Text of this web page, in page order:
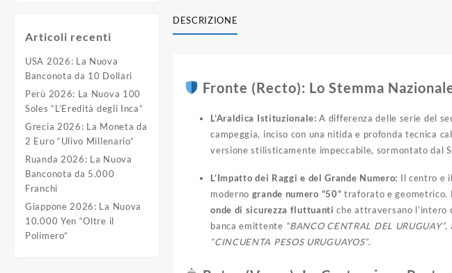
Articoli recenti
USA 2026: La Nuova
Banconota da 10 Dollari
Perù 2026: La Nuova 100
Soles “L’Eredità degli Inca”
Grecia 2026: La Moneta da
2 Euro “Ulivo Millenario”
Ruanda 2026: La Nuova
Banconota da 5.000
Franchi
Giappone 2026: La Nuova
10.000 Yen “Oltre il
Polimero”
DESCRIZIONE
Fronte (Recto): Lo Stemma
L’Araldica Istituzionale: A differenza delle serie del
campeggia, inciso con una nitida e profonda tecnica
versione stilisticamente impeccabile, sormontato dal
L’Impatto dei Raggi e del Grande Numero: Il centro e
moderno grande numero “50” traforato e geometrico.
onde di sicurezza fluttuanti che attraversano l’intero
banca emittente “BANCO CENTRAL DEL URUGUAY”,
“CINCUENTA PESOS URUGUAYOS”.